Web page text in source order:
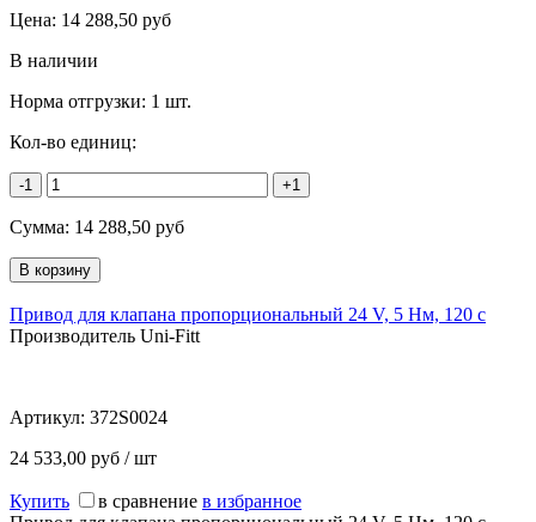
Цена: 14 288,50 руб
В наличии
Норма отгрузки: 1 шт.
Кол-во единиц:
-1 +1
Сумма: 14 288,50 руб
Привод для клапана пропорциональный 24 V, 5 Нм, 120 c
Производитель Uni-Fitt
Артикул: 372S0024
24 533,00 руб / шт
Купить в сравнение в избранное